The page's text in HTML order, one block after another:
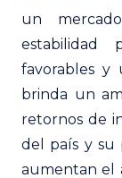
un
estabilidad
favorables y
brinda un
retornos de
del país y su
aumentan el